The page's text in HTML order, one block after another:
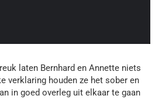
laten Bernhard en Annette niets
verklaring houden ze het sober en
in goed overleg uit elkaar te gaan